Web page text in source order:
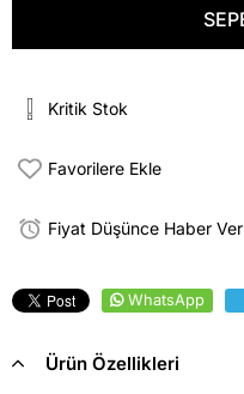
Kritik Stok
Favorilere Ekle
Fiyat Düşünce Haber Ver
WhatsApp
Ürün Özellikleri